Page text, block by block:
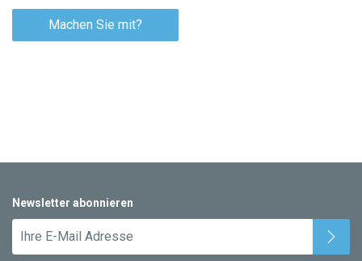
Machen Sie mit?
Newsletter abonnieren